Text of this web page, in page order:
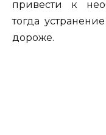
привести к
тогда
дороже.